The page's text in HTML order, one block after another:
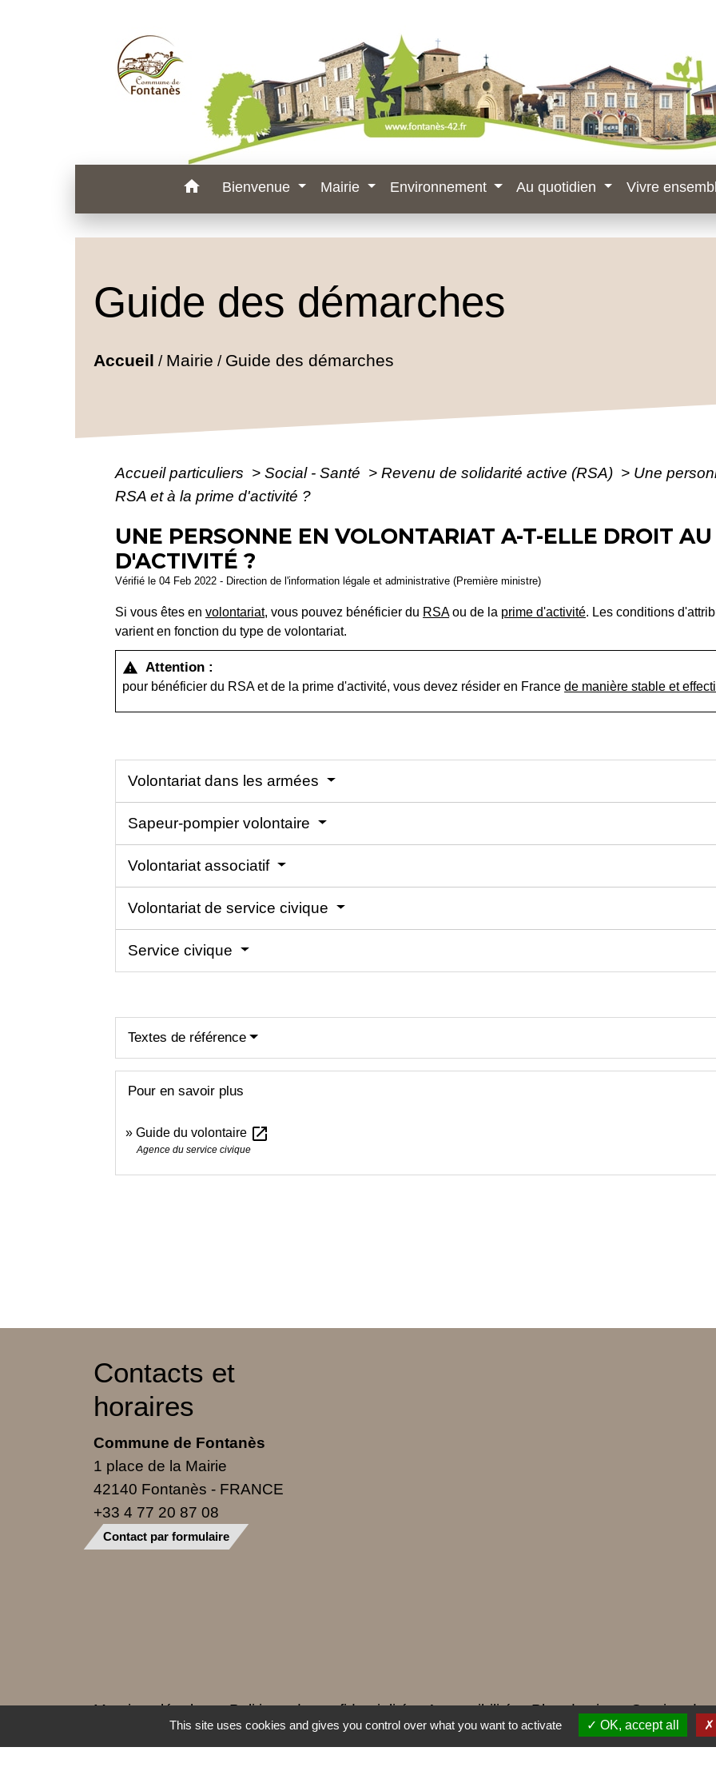
home Bienvenue Mairie Environnement Au quotidien Vivre
Guide des démarches
Accueil / Mairie / Guide des démarches
Accueil particuliers > Social - Santé > Revenu de solidarité active (RSA) > Une
RSA et à la prime d'activité ?
UNE PERSONNE EN VOLONTARIAT A-T-ELLE DROIT
D'ACTIVITÉ ?
Vérifié le 04 Feb 2022 - Direction de l'information légale et administrative (Première ministre)
Si vous êtes envolontariat, vous pouvez bénéficier du RSAou de la prime d'activité. Les conditions
varient en fonction du type de volontariat.
warning Attention :
pour bénéficier du RSA et de la prime d'activité, vous devez résider en Francede manière stable et
Volontariat dans les armées
Sapeur-pompier volontaire
Volontariat associatif
Volontariat de service civique
Service civique
Textes de référence
Pour en savoir plus
Guide du volontaire open_in_new
Agence du service civique
Contacts et
horaires
Commune de Fontanès
1 place de la Mairie
42140 Fontanès - FRANCE
+33 4 77 20 87 08
Contact par formulaire
Mentions légales - Politique de confidentialité - Accessibilité - Plan du site - Gestion
This site uses cookies and gives you control over what you want to activate OK, accept all